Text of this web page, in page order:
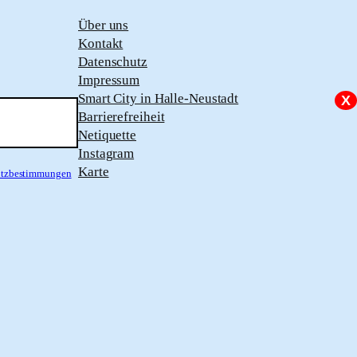
X
Über uns
Kontakt
Datenschutz
Impressum
Smart City in Halle-Neustadt
Barrierefreiheit
Netiquette
Instagram
Karte